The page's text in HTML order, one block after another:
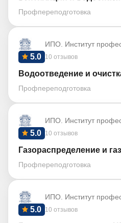
Профпереподготовка
ИПО. Институт
10 отзывов
5.0
Водоотведение и
Профпереподготовка
ИПО. Институт
10 отзывов
5.0
Газораспределение и
Профпереподготовка
ИПО. Институт
10 отзывов
5.0